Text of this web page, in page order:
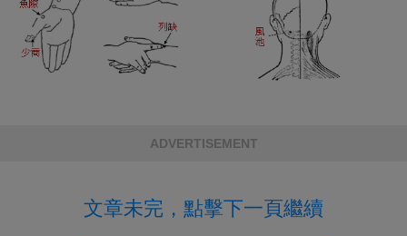
ADVERTISEMENT
文章未完，點擊下一頁繼續